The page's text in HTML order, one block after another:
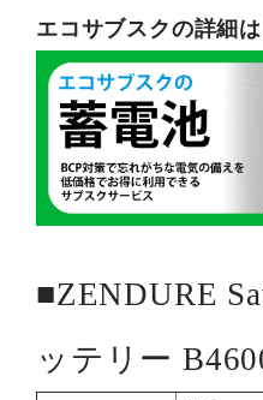
エコサブスクの詳細
■ZENDURE
ッテリー